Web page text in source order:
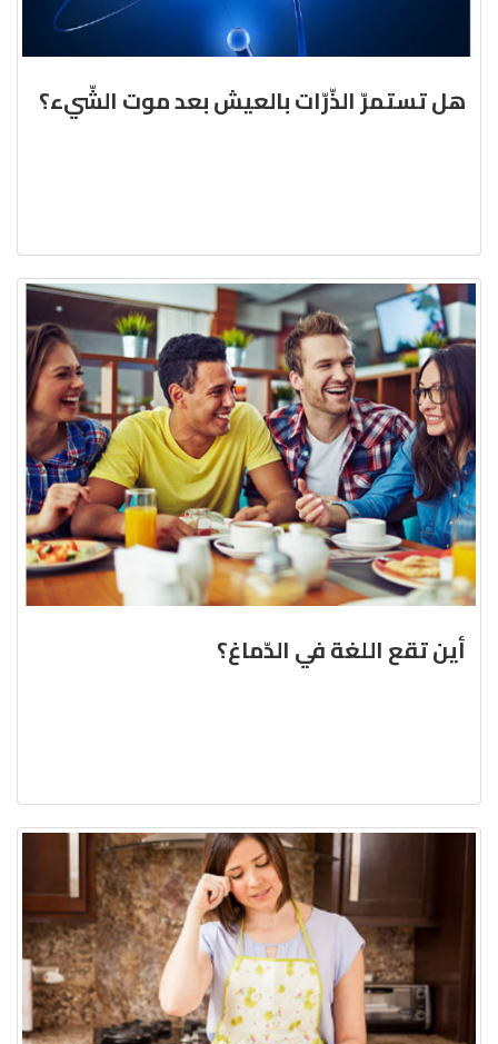
هل تستمرّ الذّرّات بالعيش بعد موت الشّيء؟
أين تقع اللغة في الدّماغ؟